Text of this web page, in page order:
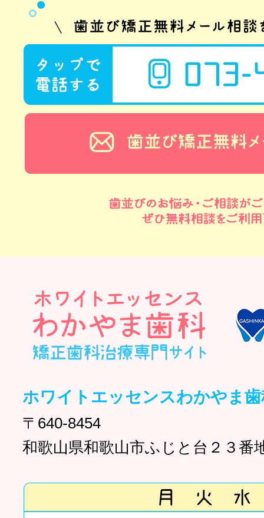
ホワイトエッセンスわかやま
〒640-8454
和歌山県和歌山市ふじと台２３番